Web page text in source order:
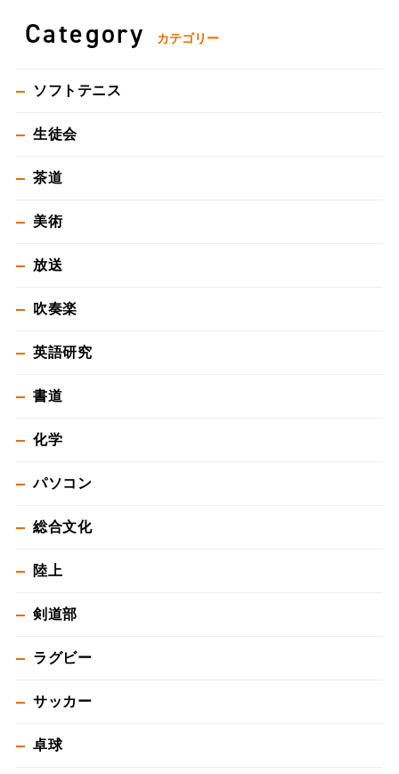
Category カテゴリー
ソフトテニス
生徒会
茶道
美術
放送
吹奏楽
英語研究
書道
化学
パソコン
総合文化
陸上
剣道部
ラグビー
サッカー
卓球